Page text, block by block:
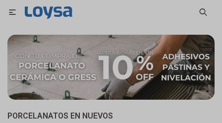

PORCELANATOS EN NUEVOS